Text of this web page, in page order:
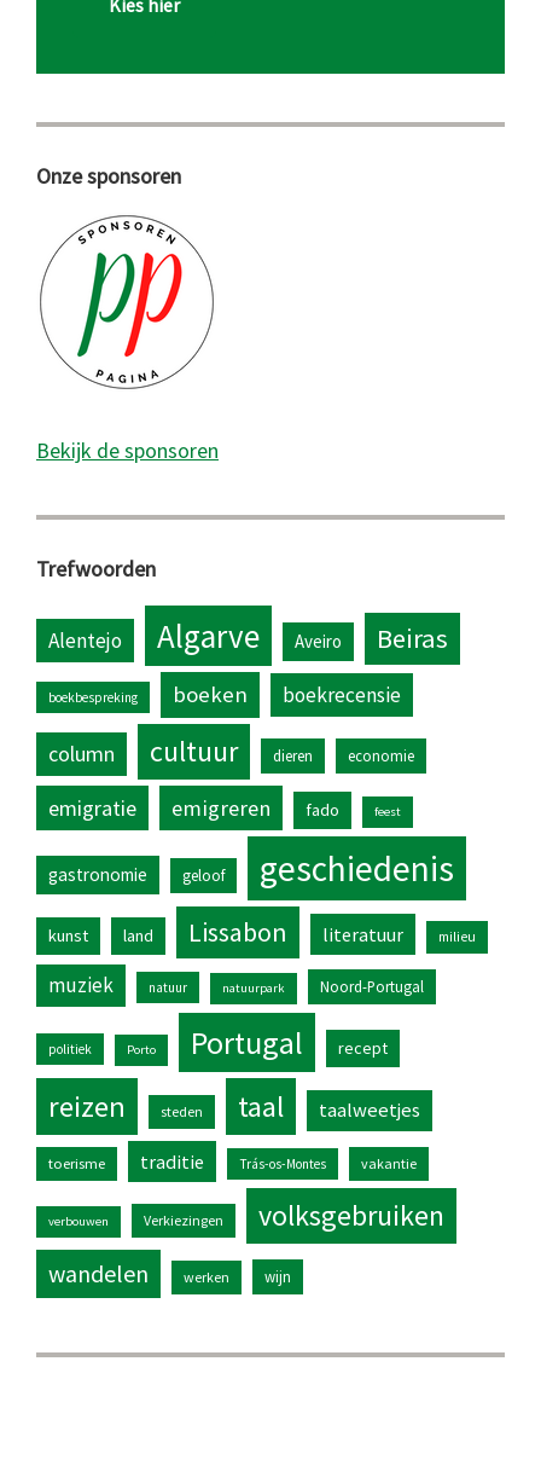
Kies hier
Onze sponsoren
Bekijk de sponsoren
Trefwoorden
Alentejo Algarve Aveiro Beiras
boekbespreking boeken boekrecensie
column cultuur dieren economie
emigratie emigreren fado feest
gastronomie geloof geschiedenis
kunst land Lissabon literatuur milieu
muziek natuur natuurpark Noord-Portugal
politiek Porto Portugal recept
reizen steden taal taalweetjes
toerisme traditie Trás-os-Montes vakantie
verbouwen Verkiezingen volksgebruiken
wandelen werken wijn